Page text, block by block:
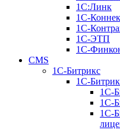
1С:Линк
1С-
1С-
1С-ЭТП
1С-
CMS
1С-Битрикс
1С-
1С-
1С-
1С-